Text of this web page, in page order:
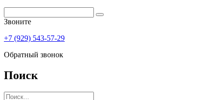
Звоните
+7 (929) 543-57-29
Обратный звонок
Поиск